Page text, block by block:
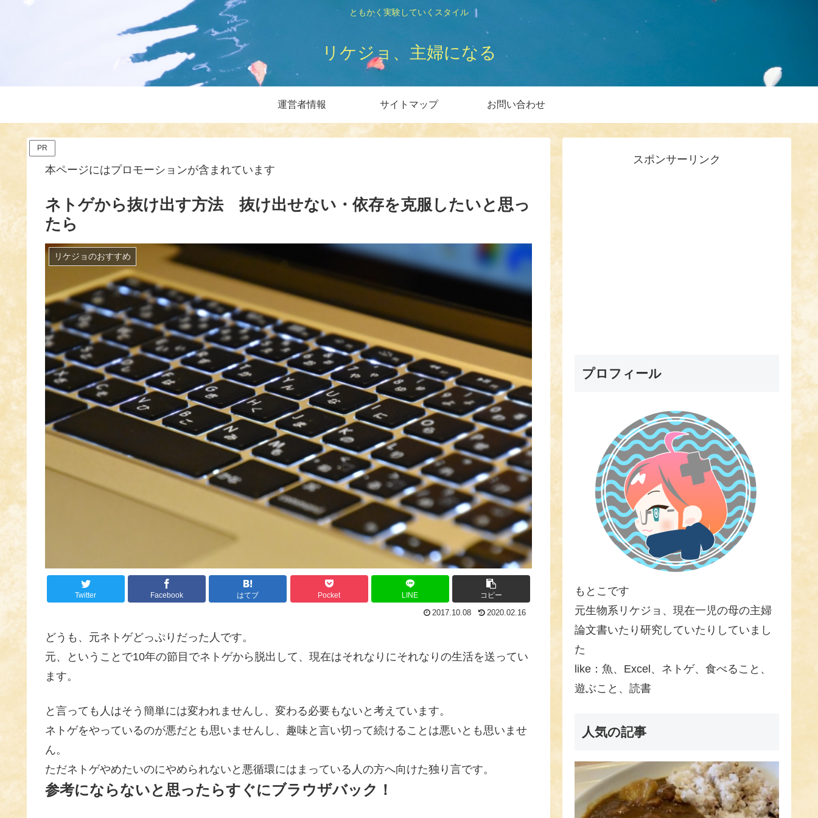
ともかく実験していくスタイル
リケジョ、主婦になる
運営者情報 サイトマップ お問い合わせ
PR
本ページにはプロモーションが含まれています
ネトゲから抜け出す方法 抜け出せない・依存を克服したいと思っ
たら
リケジョのおすすめ
Twitter Facebook はてブ Pocket LINE コピー
2017.10.08 2020.02.16
どうも、元ネトゲどっぷりだった人です。
元、ということで10年の節目でネトゲから脱出して、現在はそれなりにそれなりの生活を送ってい
ます。
と言っても人はそう簡単には変われませんし、変わる必要もないと考えています。
ネトゲをやっているのが悪だとも思いませんし、趣味と言い切って続けることは悪いとも思いませ
ん。
ただネトゲやめたいのにやめられないと悪循環にはまっている人の方へ向けた独り言です。
参考にならないと思ったらすぐにブラウザバック！
スポンサーリンク
プロフィール
もとこです
元生物系リケジョ、現在一児の母の主婦
論文書いたり研究していたりしていまし
た
like：魚、Excel、ネトゲ、食べること、
遊ぶこと、読書
人気の記事